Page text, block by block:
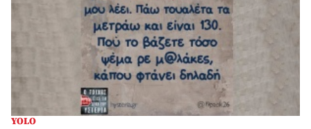
YOLO